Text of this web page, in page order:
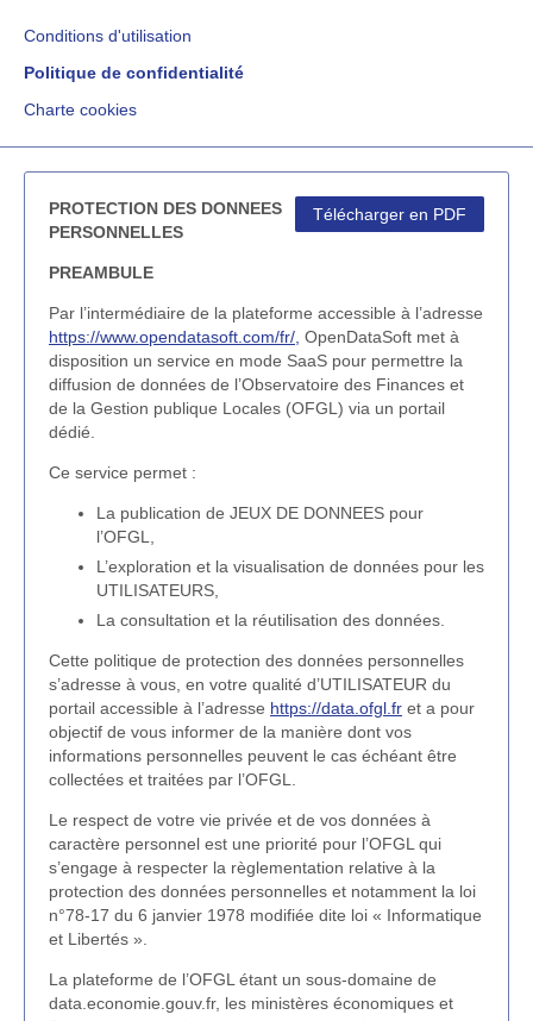
Conditions d'utilisation
Politique de confidentialité
Charte cookies
Télécharger en PDF
PROTECTION DES DONNEES
PERSONNELLES
PREAMBULE
Par l’intermédiaire de la plateforme accessible à l’adresse
https://www.opendatasoft.com/fr/, OpenDataSoft met à
disposition un service en mode SaaS pour permettre la
diffusion de données de l’Observatoire des Finances et
de la Gestion publique Locales (OFGL) via un portail
dédié.
Ce service permet :
La publication de JEUX DE DONNEES pour
l’OFGL,
L’exploration et la visualisation de données pour les
UTILISATEURS,
La consultation et la réutilisation des données.
Cette politique de protection des données personnelles
s’adresse à vous, en votre qualité d’UTILISATEUR du
portail accessible à l’adresse https://data.ofgl.fr et a pour
objectif de vous informer de la manière dont vos
informations personnelles peuvent le cas échéant être
collectées et traitées par l’OFGL.
Le respect de votre vie privée et de vos données à
caractère personnel est une priorité pour l’OFGL qui
s’engage à respecter la règlementation relative à la
protection des données personnelles et notamment la loi
n°78-17 du 6 janvier 1978 modifiée dite loi « Informatique
et Libertés ».
La plateforme de l’OFGL étant un sous-domaine de
data.economie.gouv.fr, les ministères économiques et